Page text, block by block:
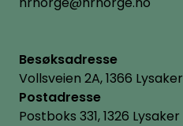
Besøksadresse
Vollsveien 2A, 1366 Lysaker
Postadresse
Postboks 331, 1326 Lysaker